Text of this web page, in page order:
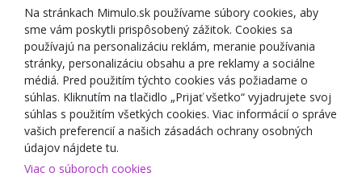
Zľavové kupóny
Blog
O predajcovi
Mimulo.sk
Obchodné podmienky
Ochrana osobných údajov GDPR
Kontakty
Spolupracujeme
Na stránkach Mimulo.sk používame súbory cookies, aby
sme vám poskytli prispôsobený zážitok. Cookies sa
používajú na personalizáciu reklám, meranie používania
stránky, personalizáciu obsahu a pre reklamy a sociálne
médiá. Pred použitím týchto cookies vás požiadame o
súhlas. Kliknutím na tlačidlo „Prijať všetko“ vyjadrujete svoj
súhlas s použitím všetkých cookies. Viac informácií o správe
vašich preferencií a našich zásadách ochrany osobných
údajov nájdete tu.
Viac o súboroch cookies